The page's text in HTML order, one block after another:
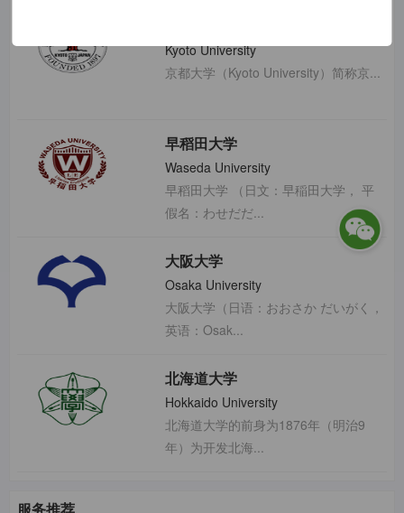
东京大学
Kyoto University
京都大学（Kyoto University）简称京...
早稻田大学
Waseda University
早稻田大学 （日文：早稲田大学， 平
假名：わせだだ...
大阪大学
Osaka University
大阪大学（日语：おおさか だいがく，
英语：Osak...
北海道大学
Hokkaido University
北海道大学的前身为1876年（明治9
年）为开发北海...